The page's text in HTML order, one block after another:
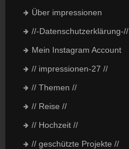
Über impressionen
//-Datenschutzerklärung-//
Mein Instagram Account
// impressionen-27 //
// Themen //
// Reise //
// Hochzeit //
// geschützte Projekte //